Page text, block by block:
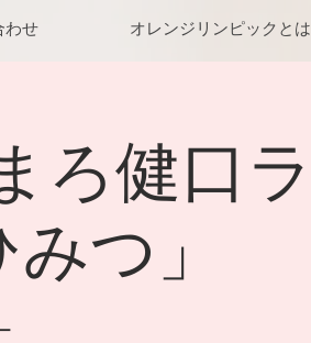
わせ オレンジリンピックとは
ろ健口ラ
つ」